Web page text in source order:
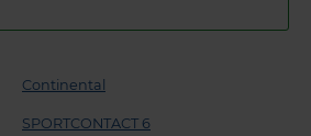
Continental
SPORTCONTACT 6